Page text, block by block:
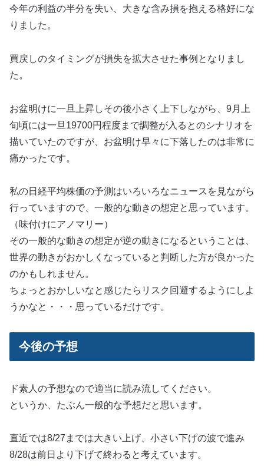
今年の利益の半分を失い、大きな含み損を抱える格好にな
りました。
買戻しのタイミングが損失を拡大させた事例となりまし
た。
お盆明けに一旦上昇しその後小さく上下しながら、9月上
旬頃には一旦19700円程度まで調整が入るとのシナリオを
描いていたのですが、お盆明け早々に下落したのは非常に
痛かったです。
私の日経平均株価の予測はいろいろなニュースを見ながら
行っていますので、一般的な動きの想定と思っています。
（味付けにアノマリー）
その一般的な動きの想定が逆の動きになるということは、
世界の動きがおかしくなっていると判断した方が良かった
のかもしれません。
ちょっとおかしいなと感じたらリスク回避するようにしよ
うかなと・・・思っているだけです。
今後の予想
ド素人の予想なので適当に読み流してください。
というか、たぶん一般的な予想だと思います。
直近では8/27までは大きい上げ、小さい下げの波で進み
8/28は前日より下げて終わると考えています。